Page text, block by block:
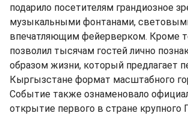
подарило посетителям грандиозное
музыкальными фонтанами,
впечатляющим фейерверком. Кроме
позволил тысячам гостей лично
образом жизни, который предлагает
Кыргызстане формат масштабного
Событие также ознаменовало
открытие первого в стране крупного